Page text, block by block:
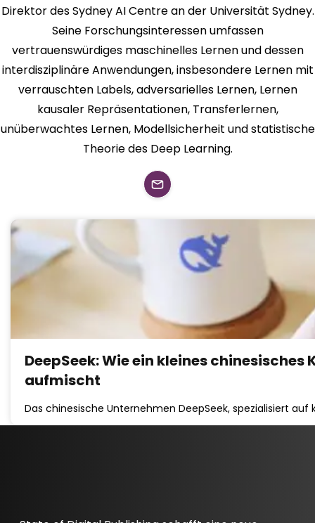
Direktor des Sydney AI Centre an der Universität Sydney.
Seine Forschungsinteressen umfassen
vertrauenswürdiges maschinelles Lernen und dessen
interdisziplinäre Anwendungen, insbesondere Lernen mit
verrauschten Labels, adversarielles Lernen, Lernen
kausaler Repräsentationen, Transferlernen,
unüberwachtes Lernen, Modellsicherheit und statistische
Theorie des Deep Learning.
DeepSeek: Wie ein kleines
aufmischt
Das chinesische Unternehmen DeepSeek, spezialisiert